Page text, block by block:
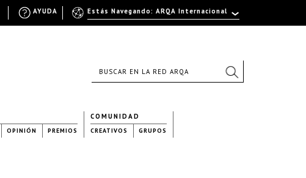
OPINIÓN PREMIOS
COMUNIDAD
CREATIVOS GRUPOS
Estás Navegando: ARQA Internacional
AYUDA